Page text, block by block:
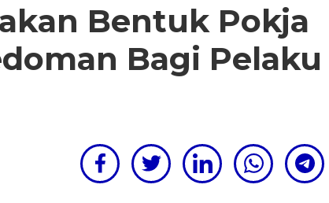
Bentuk Pokja
Bagi Pelaku